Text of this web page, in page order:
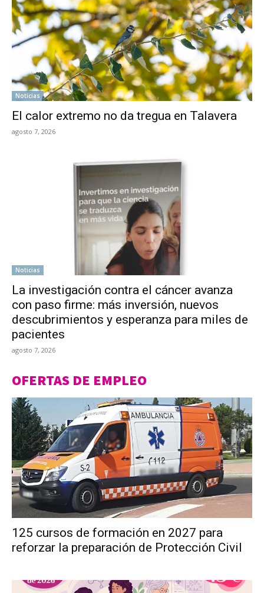
Noticias
El calor extremo no da tregua en Talavera
agosto 7, 2026
Noticias
La investigación contra el cáncer avanza
con paso firme: más inversión, nuevos
descubrimientos y esperanza para miles de
pacientes
agosto 7, 2026
OFERTAS DE EMPLEO
125 cursos de formación en 2027 para
reforzar la preparación de Protección Civil